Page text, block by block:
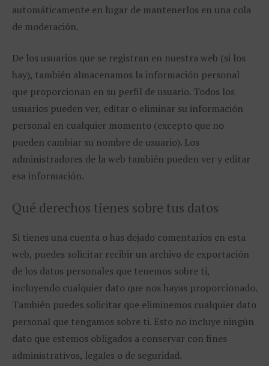
automáticamente en lugar de mantenerlos en una cola
de moderación.
De los usuarios que se registran en nuestra web (si los
hay), también almacenamos la información personal
que proporcionan en su perfil de usuario. Todos los
usuarios pueden ver, editar o eliminar su información
personal en cualquier momento (excepto que no
pueden cambiar su nombre de usuario). Los
administradores de la web también pueden ver y editar
esa información.
Qué derechos tienes sobre tus datos
Si tienes una cuenta o has dejado comentarios en esta
web, puedes solicitar recibir un archivo de exportación
de los datos personales que tenemos sobre ti,
incluyendo cualquier dato que nos hayas proporcionado.
También puedes solicitar que eliminemos cualquier dato
personal que tengamos sobre ti. Esto no incluye ningún
dato que estemos obligados a conservar con fines
administrativos, legales o de seguridad.